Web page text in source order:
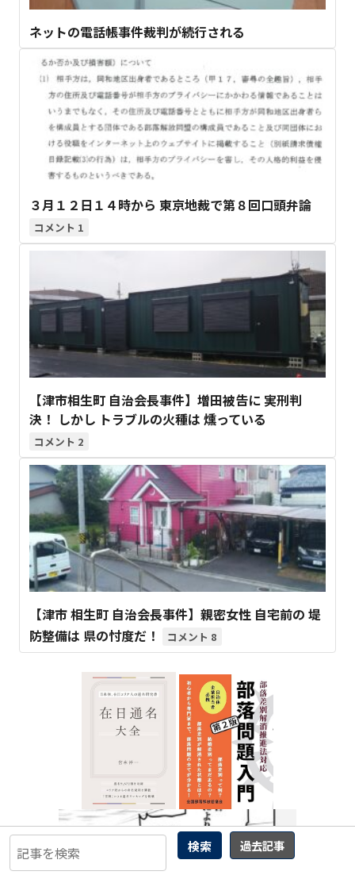
検索 過去記事
ネットの電話帳事件裁判が続行される
３月１２日１４時から 東京地裁で第８回口頭弁論
1
【津市相生町 自治会長事件】増田被告に 実刑判
決！ しかし トラブルの火種は 燻っている
2
【津市 相生町 自治会長事件】親密女性 自宅前の 堤
防整備は 県の忖度だ！
8